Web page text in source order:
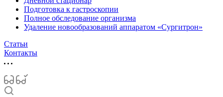
Подготовка к гастроскопии
Полное обследование организма
Удаление новообразований аппаратом «Сургитрон»‎
Статьи
Контакты